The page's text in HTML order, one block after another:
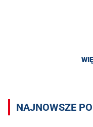
NAJNOWSZE